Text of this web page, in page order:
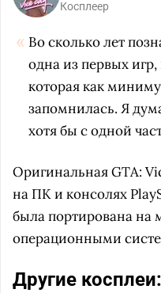
Косплеер
Во сколько лет
одна из первых игр,
которая как
запомнилась. Я
хотя бы с одной
Оригинальная GTA:
на ПК и консолях
была портирована на
операционными
Другие косплеи: